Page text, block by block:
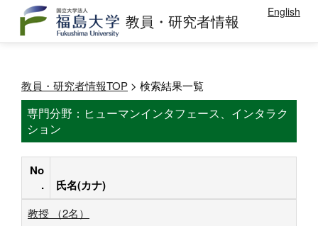
教員・研究者情報 English
教員・研究者情報TOP > 検索結果一覧
専門分野：ヒューマンインタフェース、インタラク
ション
No
.
氏名(カナ)
教授 （2名）